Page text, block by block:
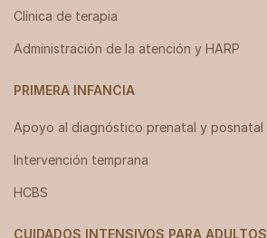
Clínica de terapia
Administración de la atención y HARP
PRIMERA INFANCIA
Apoyo al diagnóstico prenatal y posnatal
Intervención temprana
HCBS
CUIDADOS INTENSIVOS PARA ADULTOS